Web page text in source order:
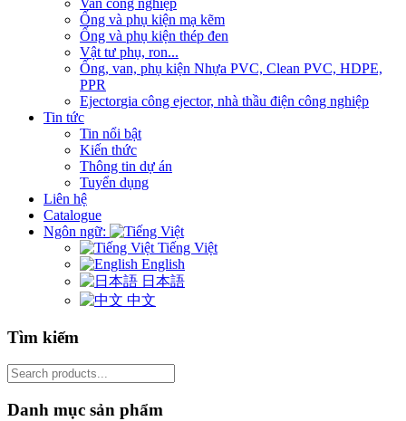
Van công nghiệp
Ống và phụ kiện mạ kẽm
Ống và phụ kiện thép đen
Vật tư phụ, ron...
Ống, van, phụ kiện Nhựa PVC, Clean PVC, HDPE,
PPR
Ejectorgia công ejector, nhà thầu điện công nghiệp
Tin tức
Tin nổi bật
Kiến thức
Thông tin dự án
Tuyển dụng
Liên hệ
Catalogue
Ngôn ngữ:
Tiếng Việt
English
日本語
中文
Tìm kiếm
Search
for:
Danh mục sản phẩm